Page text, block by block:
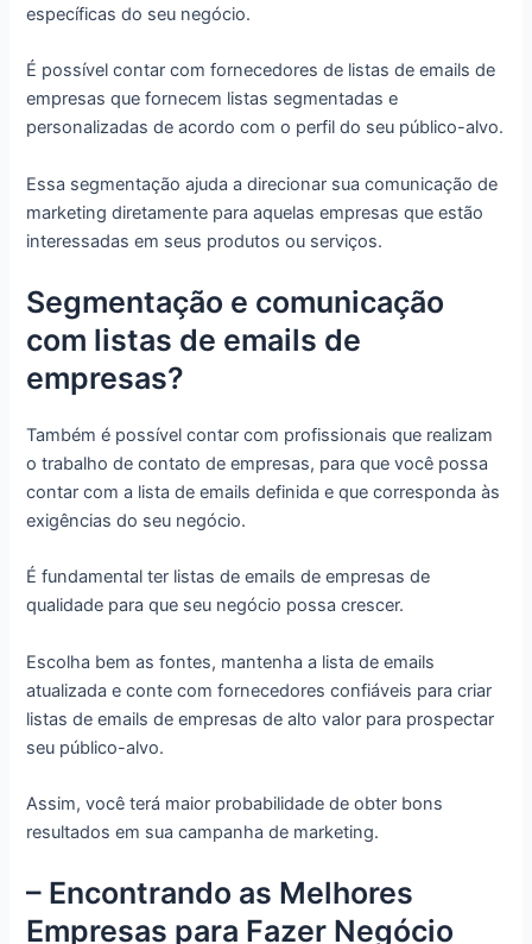
específicas do seu negócio.
É possível contar com fornecedores de listas de emails de
empresas que fornecem listas segmentadas e
personalizadas de acordo com o perfil do seu público-alvo.
Essa segmentação ajuda a direcionar sua comunicação de
marketing diretamente para aquelas empresas que estão
interessadas em seus produtos ou serviços.
Segmentação e comunicação
com listas de emails de
empresas?
Também é possível contar com profissionais que realizam
o trabalho de contato de empresas, para que você possa
contar com a lista de emails definida e que corresponda às
exigências do seu negócio.
É fundamental ter listas de emails de empresas de
qualidade para que seu negócio possa crescer.
Escolha bem as fontes, mantenha a lista de emails
atualizada e conte com fornecedores confiáveis para criar
listas de emails de empresas de alto valor para prospectar
seu público-alvo.
Assim, você terá maior probabilidade de obter bons
resultados em sua campanha de marketing.
– Encontrando as Melhores
Empresas para Fazer Negócio